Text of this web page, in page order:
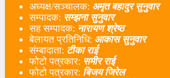
अध्यक्ष/सञ्चालक: अमृत बहादुर सुनुवार
सम्पादक: सम्झना सुनुवार
सह सम्पादक: नारायण श्रेष्ठ
बेलायत प्रतिनिधि: आकास सुनुवार
संम्बादाता: टीका राई
फोटो पत्रकार: समीर राई
फोटो पत्रकार: बिजय जिरेल